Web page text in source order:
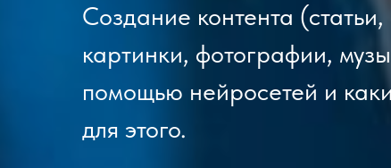
Создание контента
картинки, фотографии,
помощью нейросетей и
для этого.